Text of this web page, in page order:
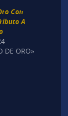
Con
A
DE ORO»